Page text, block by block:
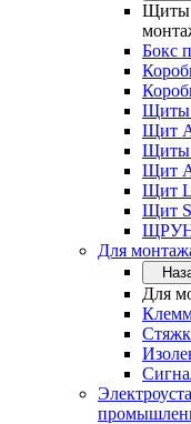
Щиты
Бокс
Щиты
Щит
Щиты
Щит
Щит
Щит
ЩРУН
Для
Для